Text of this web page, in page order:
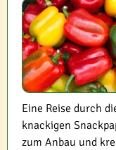
Eine Reise durch
knackigen
zum Anbau und